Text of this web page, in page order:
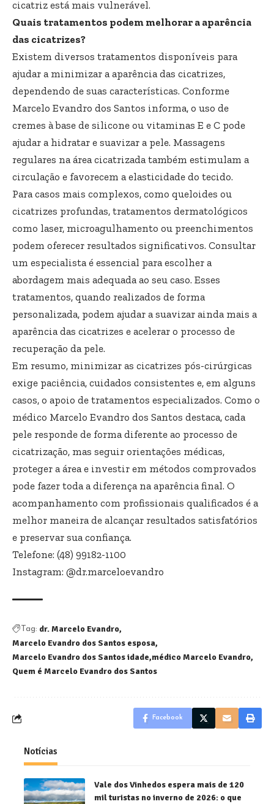
cicatriz está mais vulnerável.
Quais tratamentos podem melhorar a aparência
das cicatrizes?
Existem diversos tratamentos disponíveis para
ajudar a minimizar a aparência das cicatrizes,
dependendo de suas características. Conforme
Marcelo Evandro dos Santos informa, o uso de
cremes à base de silicone ou vitaminas E e C pode
ajudar a hidratar e suavizar a pele. Massagens
regulares na área cicatrizada também estimulam a
circulação e favorecem a elasticidade do tecido.
Para casos mais complexos, como queloides ou
cicatrizes profundas, tratamentos dermatológicos
como laser, microagulhamento ou preenchimentos
podem oferecer resultados significativos. Consultar
um especialista é essencial para escolher a
abordagem mais adequada ao seu caso. Esses
tratamentos, quando realizados de forma
personalizada, podem ajudar a suavizar ainda mais a
aparência das cicatrizes e acelerar o processo de
recuperação da pele.
Em resumo, minimizar as cicatrizes pós-cirúrgicas
exige paciência, cuidados consistentes e, em alguns
casos, o apoio de tratamentos especializados. Como o
médico Marcelo Evandro dos Santos destaca, cada
pele responde de forma diferente ao processo de
cicatrização, mas seguir orientações médicas,
proteger a área e investir em métodos comprovados
pode fazer toda a diferença na aparência final. O
acompanhamento com profissionais qualificados é a
melhor maneira de alcançar resultados satisfatórios
e preservar sua confiança.
Telefone: (48) 99182-1100
Instagram: @dr.marceloevandro
Tag: dr. Marcelo Evandro
Marcelo Evandro dos Santos esposa
Marcelo Evandro dos Santos idade médico Marcelo Evandro
Quem é Marcelo Evandro dos Santos
Facebook
Notícias
Vale dos Vinhedos espera mais de 120
mil turistas no inverno de 2026: o que